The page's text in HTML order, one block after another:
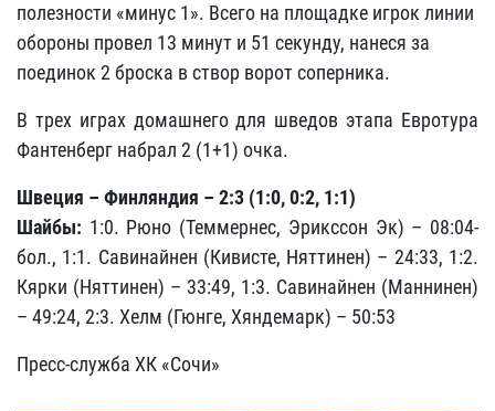
полезности «минус 1». Всего на площадке игрок линии
обороны провел 13 минут и 51 секунду, нанеся за
поединок 2 броска в створ ворот соперника.
В трех играх домашнего для шведов этапа Евротура
Фантенберг набрал 2 (1+1) очка.
Швеция – Финляндия – 2:3 (1:0, 0:2, 1:1)
Шайбы: 1:0. Рюно (Теммернес, Эрикссон Эк) – 08:04-
бол., 1:1. Савинайнен (Кивисте, Няттинен) – 24:33, 1:2.
Кярки (Няттинен) – 33:49, 1:3. Савинайнен (Маннинен)
– 49:24, 2:3. Хелм (Гюнге, Хяндемарк) – 50:53
Пресс-служба ХК «Сочи»